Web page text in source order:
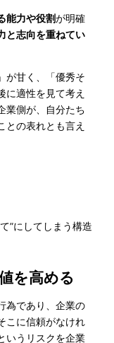
能力や役割が明確
と志向を重ねてい
が甘く、「優秀そ
に適性を見て考え
業側が、自分たち
との表れとも言え
”にしてしまう構造
を高める
為であり、企業の
こに信頼がなけれ
いうリスクを企業